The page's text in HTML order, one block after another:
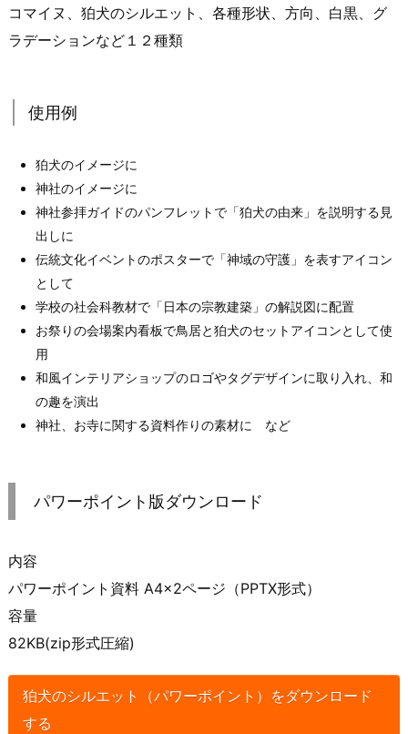
コマイヌ、狛犬のシルエット、各種形状、方向、白黒、グ
ラデーションなど１２種類
使用例
狛犬のイメージに
神社のイメージに
神社参拝ガイドのパンフレットで「狛犬の由来」を説明する見
出しに
伝統文化イベントのポスターで「神域の守護」を表すアイコン
として
学校の社会科教材で「日本の宗教建築」の解説図に配置
お祭りの会場案内看板で鳥居と狛犬のセットアイコンとして使
用
和風インテリアショップのロゴやタグデザインに取り入れ、和
の趣を演出
神社、お寺に関する資料作りの素材に など
パワーポイント版ダウンロード
内容
パワーポイント資料 A4×2ページ（PPTX形式）
容量
82KB(zip形式圧縮)
狛犬のシルエット（パワーポイント）をダウンロード
する